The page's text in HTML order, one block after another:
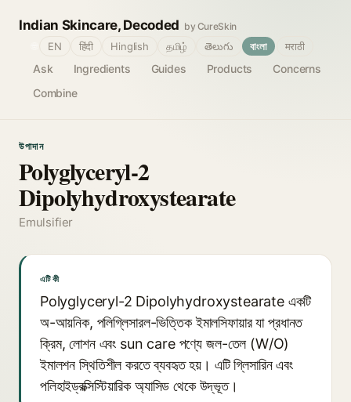
Indian Skincare, Decoded by CureSkin
Ask Ingredients Guides Products
Concerns
Combine
EN हिंदी Hinglish தமிழ் తెలుగు বাংলা मराठी
উপাদান
Polyglyceryl-2
Dipolyhydroxystearate
Emulsifier
এটি কী
Polyglyceryl-2 Dipolyhydroxystearate একটি
অ-আয়নিক, পলিগ্লিসারল-ভিত্তিক ইমালসিফায়ার যা প্রধানত
ক্রিম, লোশন এবং sun care পণ্যে জল-তেল (W/O)
ইমালশন স্থিতিশীল করতে ব্যবহৃত হয়। এটি গ্লিসারিন এবং
পলিহাইড্রক্সিস্টিয়ারিক অ্যাসিড থেকে উদ্ভূত।